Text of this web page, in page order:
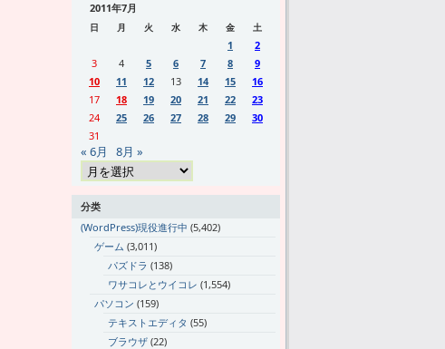
2011年7月
日 月 火 水 木 金 土
1
2
3
4 5 6 7 8
9
10
11 12 13 14 15
16
17
18 19 20 21 22
23
24
25 26 27 28 29
30
31
« 6月 8月 »
分类
(WordPress)現役進行中 (5,402)
ゲーム (3,011)
パズドラ (138)
ワサコレとウイコレ (1,554)
パソコン (159)
テキストエディタ (55)
ブラウザ (22)